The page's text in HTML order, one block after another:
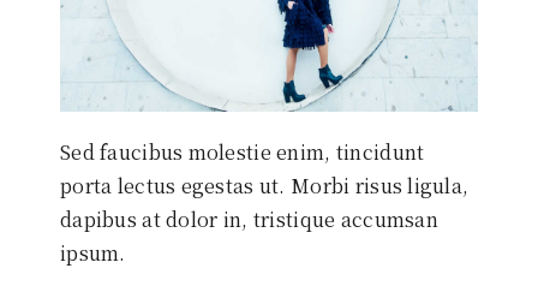
Sed faucibus molestie enim, tincidunt
porta lectus egestas ut. Morbi risus ligula,
dapibus at dolor in, tristique accumsan
ipsum.